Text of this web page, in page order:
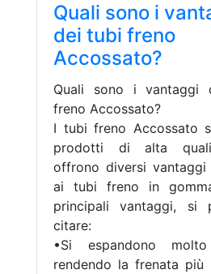
Quali sono i
dei tubi freno
Accossato?
Quali sono i vantaggi
freno Accossato?
I tubi freno Accossato
prodotti di alta
offrono diversi vantaggi
ai tubi freno in
principali vantaggi, si
citare:
•Si espandono
rendendo la frenata più